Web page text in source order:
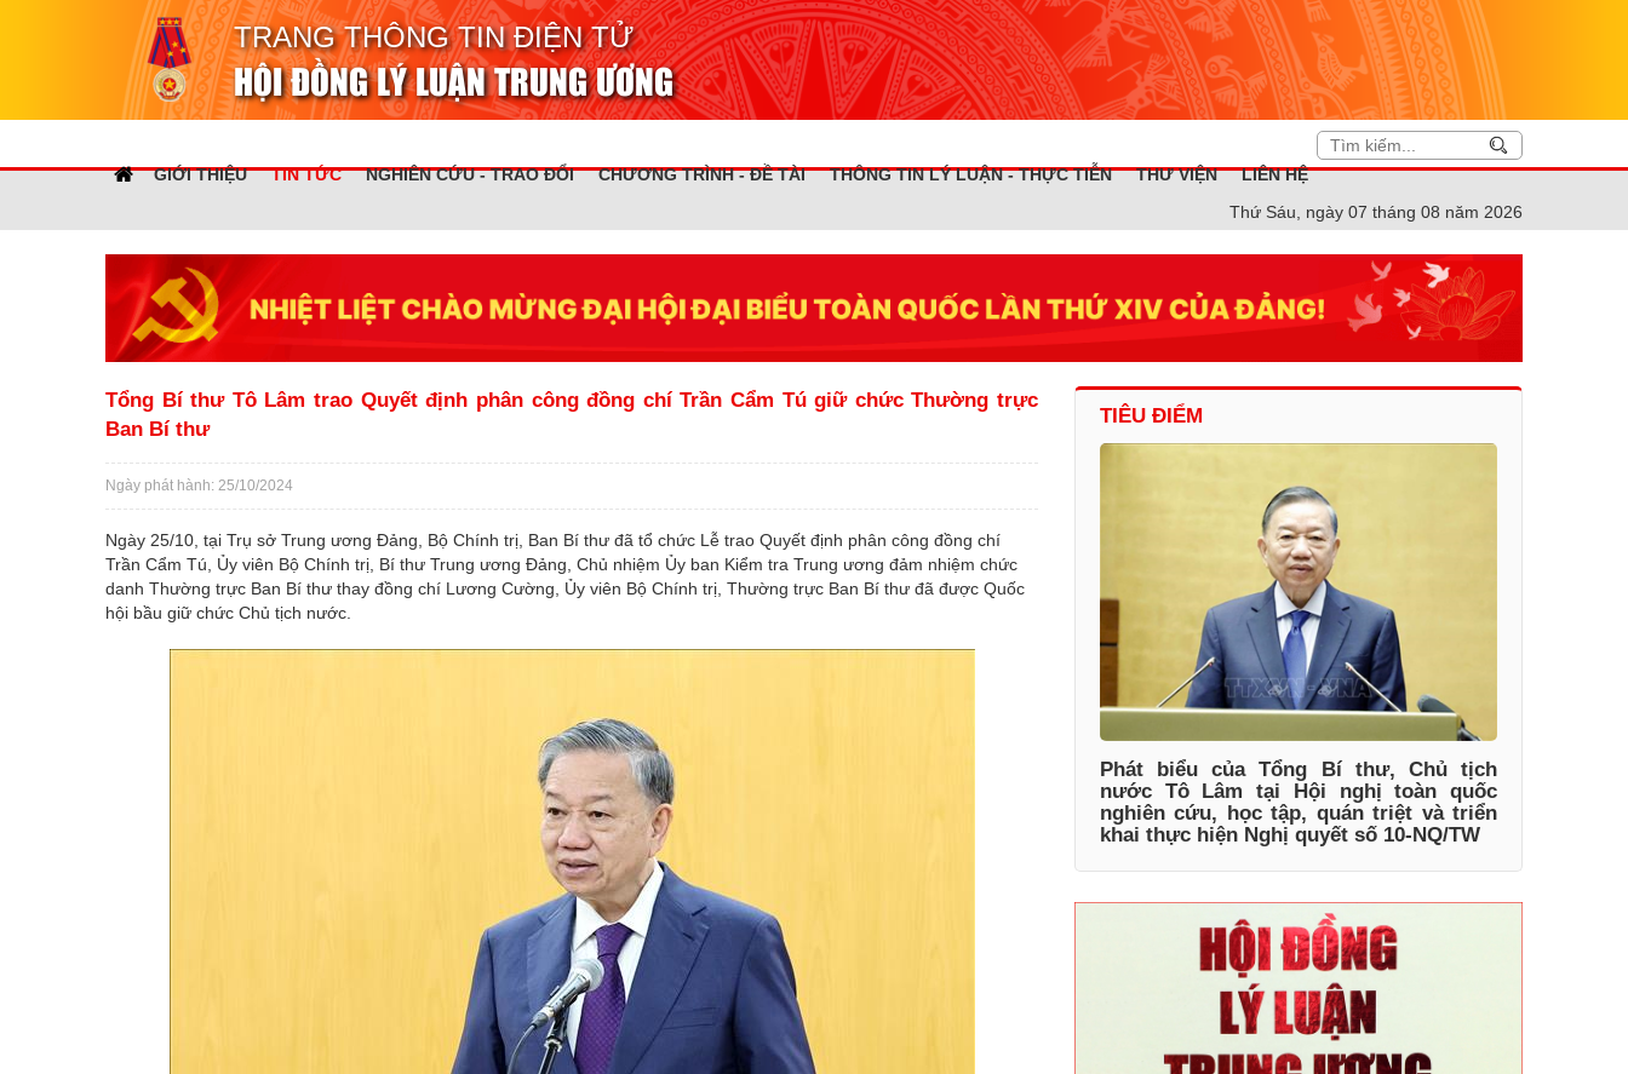
TRANG THÔNG TIN ĐIỆN TỬ
HỘI ĐỒNG LÝ LUẬN TRUNG ƯƠNG
GIỚI THIỆU TIN TỨC NGHIÊN CỨU - TRAO ĐỔI CHƯƠNG TRÌNH - ĐỀ TÀI THÔNG TIN LÝ LUẬN - THỰC TIỄN THƯ VIỆN
LIÊN HỆ
Thứ Sáu, ngày 07 tháng 08 năm 2026
Tổng Bí thư Tô Lâm trao Quyết định phân công đồng chí Trần Cẩm Tú giữ chức Thường trực
Ban Bí thư
Ngày phát hành: 25/10/2024
Ngày 25/10, tại Trụ sở Trung ương Đảng, Bộ Chính trị, Ban Bí thư đã tổ chức Lễ trao Quyết định phân công đồng chí
Trần Cẩm Tú, Ủy viên Bộ Chính trị, Bí thư Trung ương Đảng, Chủ nhiệm Ủy ban Kiểm tra Trung ương đảm nhiệm chức
danh Thường trực Ban Bí thư thay đồng chí Lương Cường, Ủy viên Bộ Chính trị, Thường trực Ban Bí thư đã được Quốc
hội bầu giữ chức Chủ tịch nước.
TIÊU ĐIỂM
Phát biểu của Tổng Bí thư, Chủ tịch
nước Tô Lâm tại Hội nghị toàn quốc
nghiên cứu, học tập, quán triệt và triển
khai thực hiện Nghị quyết số 10-NQ/TW